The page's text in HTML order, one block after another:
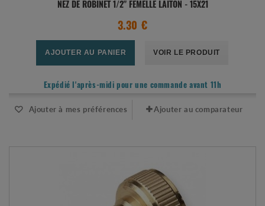
NEZ DE ROBINET 1/2" FEMELLE LAITON - 15X21
3.30 €
AJOUTER AU PANIER VOIR LE PRODUIT
Expédié l'après-midi pour une commande avant 11h
Ajouter à mes préférences Ajouter au comparateur